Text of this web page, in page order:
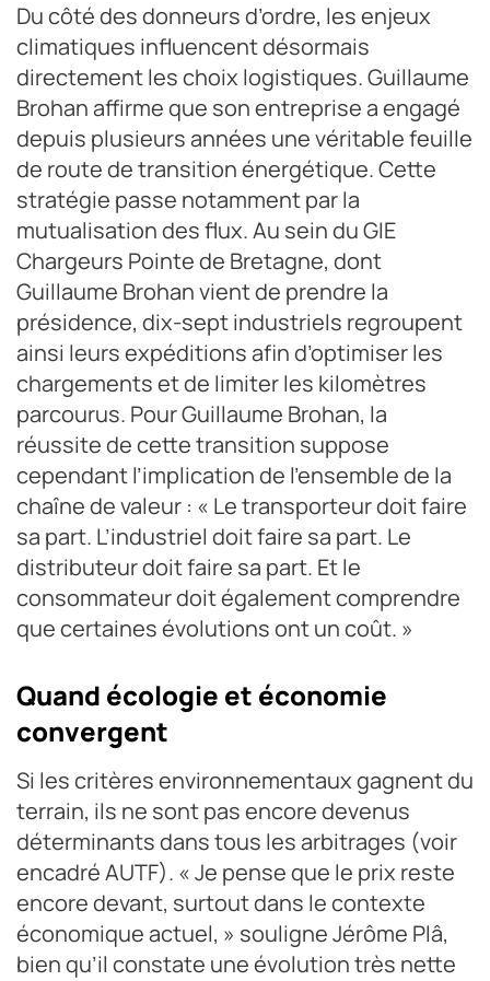
Du côté des donneurs d’ordre, les enjeux
climatiques influencent désormais
directement les choix logistiques. Guillaume
Brohan affirme que son entreprise a engagé
depuis plusieurs années une véritable feuille
de route de transition énergétique. Cette
stratégie passe notamment par la
mutualisation des flux. Au sein du GIE
Chargeurs Pointe de Bretagne, dont
Guillaume Brohan vient de prendre la
présidence, dix-sept industriels regroupent
ainsi leurs expéditions afin d’optimiser les
chargements et de limiter les kilomètres
parcourus. Pour Guillaume Brohan, la
réussite de cette transition suppose
cependant l’implication de l’ensemble de la
chaîne de valeur : « Le transporteur doit faire
sa part. L’industriel doit faire sa part. Le
distributeur doit faire sa part. Et le
consommateur doit également comprendre
que certaines évolutions ont un coût. »
Quand écologie et économie
convergent
Si les critères environnementaux gagnent du
terrain, ils ne sont pas encore devenus
déterminants dans tous les arbitrages (voir
encadré AUTF). « Je pense que le prix reste
encore devant, surtout dans le contexte
économique actuel, » souligne Jérôme Plâ,
bien qu’il constate une évolution très nette